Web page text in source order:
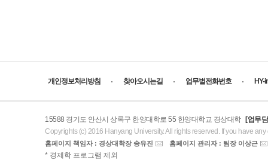
개인정보처리방침 찾아오시는길 업무별전화번호 HY-
15588 경기도 안산시 상록구 한양대학로 55 한양대학교 경상대학
[업무
Copyrights (c) 2016 Hanyang University. All rights reserved. If you have any
홈페이지 책임자 : 경상대학장 송유진 홈페이지 관리자 : 팀장 이상근
AACSB
* 경제학 프로그램 제외